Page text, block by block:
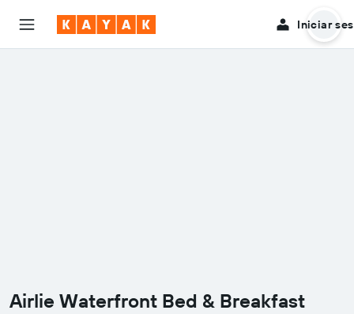
Iniciar
Airlie Waterfront Bed & Breakfast